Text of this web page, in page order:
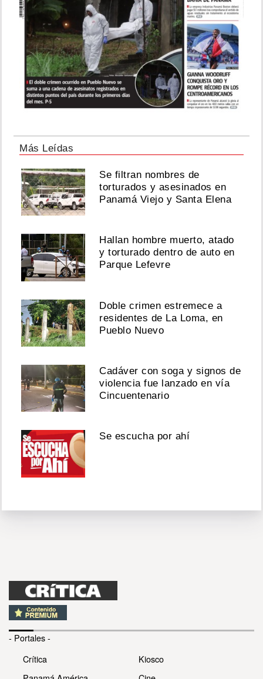
Más Leídas
Se filtran nombres de
torturados y asesinados en
Panamá Viejo y Santa Elena
Hallan hombre muerto, atado
y torturado dentro de auto en
Parque Lefevre
Doble crimen estremece a
residentes de La Loma, en
Pueblo Nuevo
Cadáver con soga y signos de
violencia fue lanzado en vía
Cincuentenario
Se escucha por ahí
- Portales -
Crítica
Kiosco